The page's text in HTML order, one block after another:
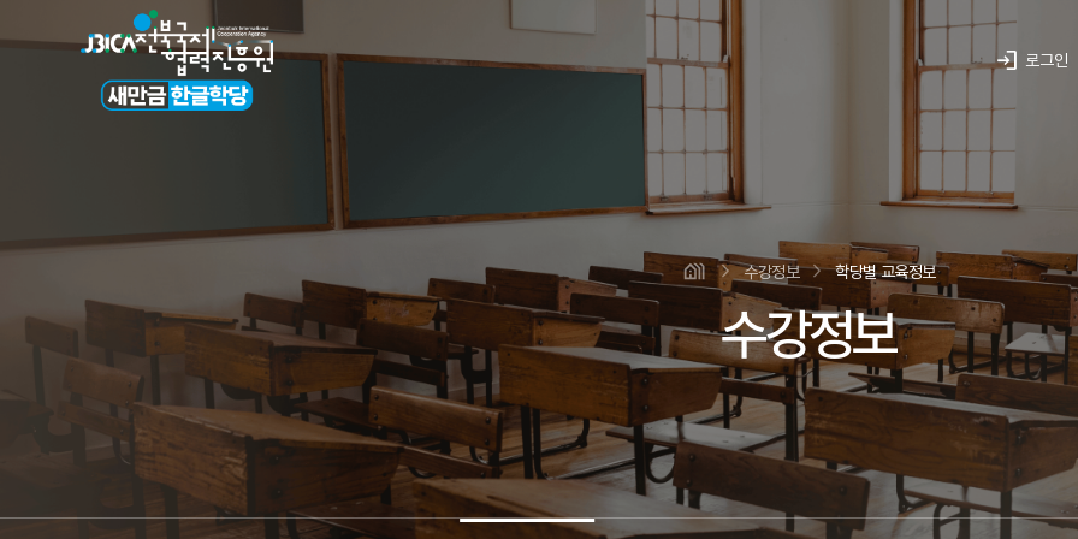
login 로그인
수강정보 학당별 교육정보
수강정보